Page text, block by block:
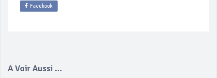
Facebook
A Voir Aussi ...